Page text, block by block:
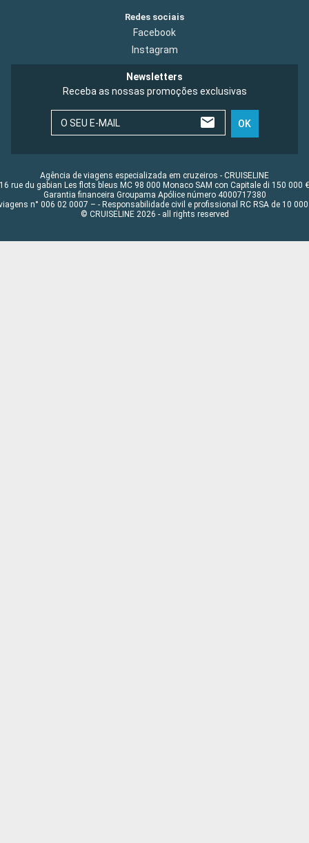
Redes sociais
Facebook
Instagram
Newsletters
Receba as nossas promoções exclusivas
O SEU E-MAIL OK
Agência de viagens especializada em cruzeiros - CRUISELINE
16 rue du gabian Les flots bleus MC 98 000 Monaco SAM con Capitale di 150 000 €
Garantia financeira Groupama Apólice número 4000717380
n° 006 02 0007 – - Responsabilidade civil e profissional RC RSA de 10 000
© CRUISELINE 2026 - all rights reserved